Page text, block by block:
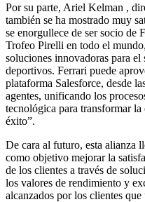
Por su parte, Ariel Kelman ,
también se ha mostrado muy
se enorgullece de ser socio de
Trofeo Pirelli en todo el
soluciones innovadoras para
deportivos. Ferrari puede
plataforma Salesforce, desde
agentes, unificando los
tecnológica para transformar
éxito”.
De cara al futuro, esta alianza
como objetivo mejorar la
de los clientes a través de
los valores de rendimiento y
alcanzados por los clientes